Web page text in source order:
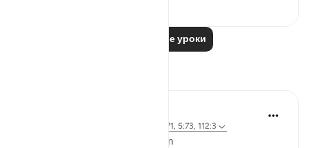
Читать другие уроки
айа 43:65, 4:171, 5:73, 112:3
Bismillahir Rahman ArRaheem